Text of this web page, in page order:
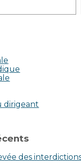
dirigeant
des